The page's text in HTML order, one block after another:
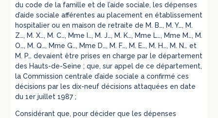
du code de la famille et de l’aide sociale, les dépenses
d’aide sociale afférentes au placement en établissement
hospitalier ou en maison de retraite de M. B…, M. Y…, M.
Z…, M. X…, M. C…, Mme I…, M. J…, M. K…, Mme L…, Mme M…, M.
O…, M. Q…, Mme G…, Mme D…, M. F…, M. E…, M. H…, M. N… et
M. P… devaient être prises en charge par le département
des Hauts-de-Seine ; que, sur appel de ce département,
la Commission centrale d’aide sociale a confirmé ces
décisions par les dix-neuf décisions attaquées en date
du 1er juillet 1987 ;
Considérant que, pour décider que les dépenses